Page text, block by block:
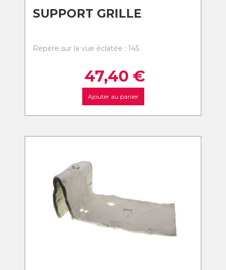
SUPPORT GRILLE
Repère sur la vue éclatée : 145
47,40 €
Ajouter au panier